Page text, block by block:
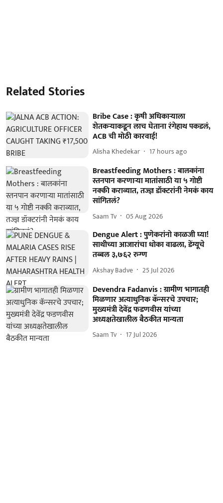
Related Stories
Bribe Case : कृषी अधिकाऱ्याला
शेतकऱ्याकडून लाच घेताना रंगेहाथ पकडलं,
ACB ची मोठी कारवाई!
Alisha Khedekar 17 hours ago
Breastfeeding Mothers : बालकांना
स्तनपान करणाऱ्या मातांसाठी या ५ गोष्टी
नक्की कराव्यात, तज्ज्ञ डॉक्टरांनी नेमकं काय
सांगितलं?
Saam Tv 05 Aug 2026
Dengue Alert : पुणेकरांनो काळजी घ्या!
साथीच्या आजारांचा धोका वाढला, डेंग्यूचे
तब्बल ३,७६२ रुग्ण
Akshay Badve 25 Jul 2026
Devendra Fadanvis : ग्रामीण भागातही
मिळणार अत्याधुनिक कॅन्सरचे उपचार;
मुख्यमंत्री देवेंद्र फडणवीस यांच्या
अध्यक्षतेखालील बैठकीत मान्यता
Saam Tv 17 Jul 2026